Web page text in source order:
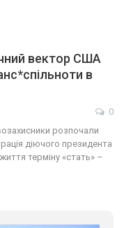
вектор США
в
0
розпочали
діючого президента
терміну «стать» –